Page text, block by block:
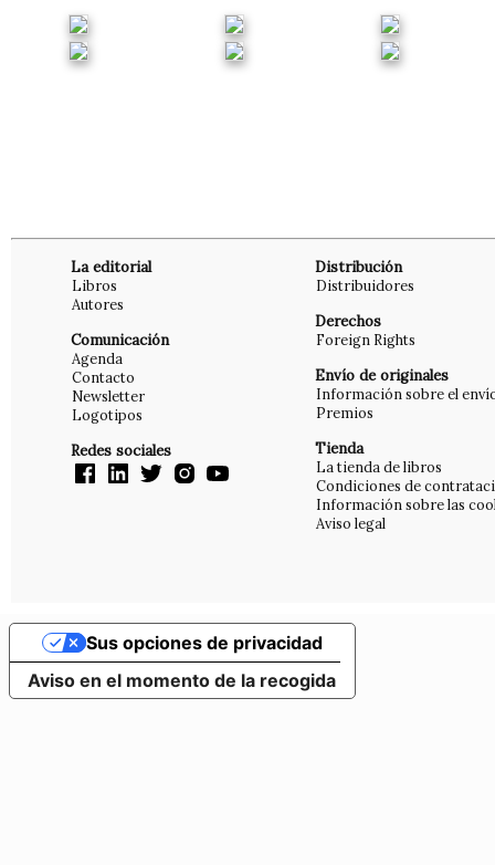
La editorial
Libros
Autores
Comunicación
Agenda
Contacto
Newsletter
Logotipos
Redes sociales
Distribución
Distribuidores
Derechos
Foreign Rights
Envío de originales
Información sobre el
Premios
Tienda
La tienda de libros
Condiciones de
Información sobre las
Aviso legal
Aviso en el momento de la recogida
Sus opciones de privacidad